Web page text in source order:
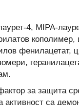
4, MIPA-
кополимер,
фенилацетат,
за защита
активност са